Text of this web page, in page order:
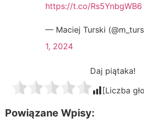
https://t.co/Rs5YnbgWB6
— Maciej Turski
1, 2024
Daj piątaka!
[Liczba
Powiązane Wpisy: